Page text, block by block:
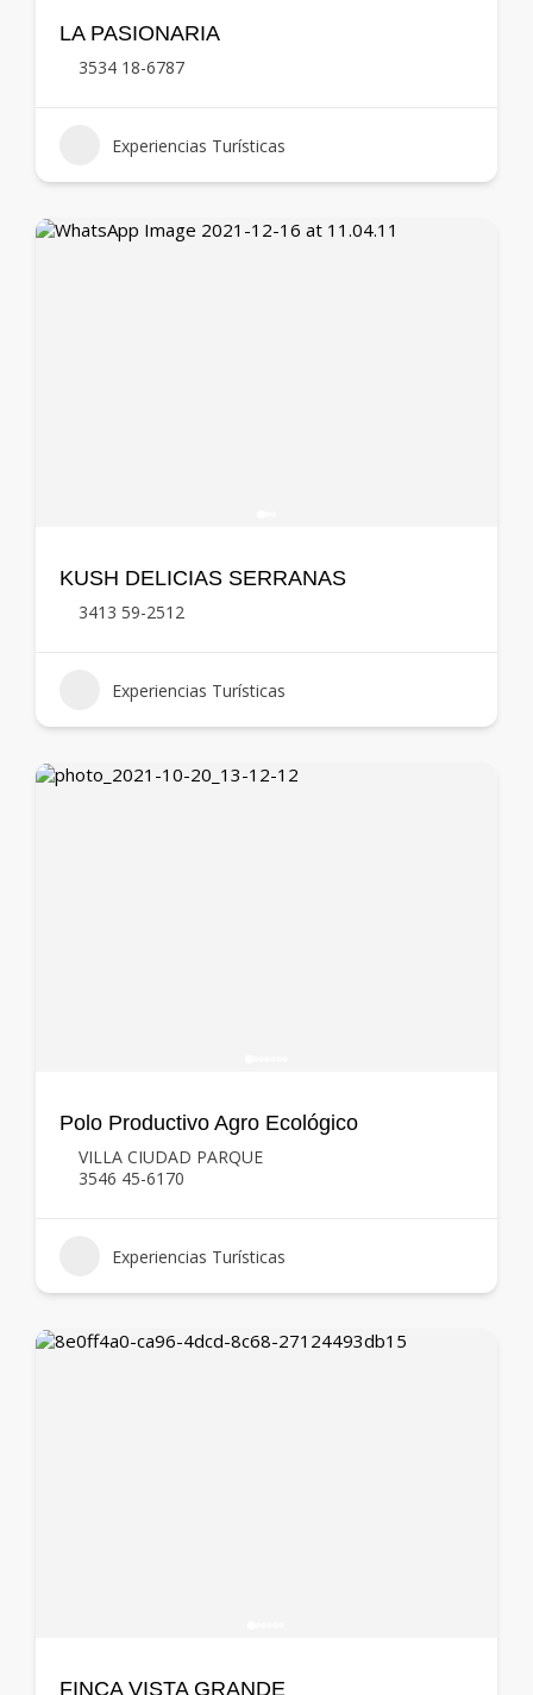
LA PASIONARIA
3534 18-6787
Experiencias Turísticas
KUSH DELICIAS SERRANAS
3413 59-2512
Experiencias Turísticas
Polo Productivo Agro Ecológico
VILLA CIUDAD PARQUE
3546 45-6170
Experiencias Turísticas
FINCA VISTA GRANDE